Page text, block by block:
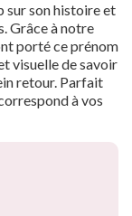
sur son histoire et
Grâce à notre
porté ce prénom
visuelle de savoir
retour. Parfait
à vos